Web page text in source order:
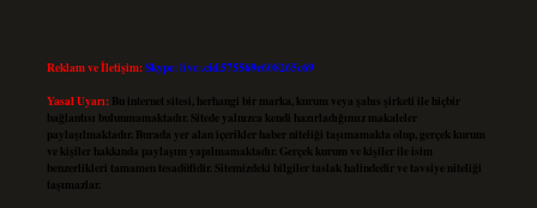
Reklam ve İletişim:Skype: live:.cid.575569c608265c69
Yasal Uyarı: Bu internet sitesi, herhangi bir marka, kurum veya şahıs şirketi ile hiçbir
bağlantısı bulunmamaktadır. Sitede yalnızca kendi hazırladığımız makaleler
paylaşılmaktadır. Burada yer alan içerikler haber niteliği taşımamakta olup, gerçek kurum
ve kişiler hakkında paylaşım yapılmamaktadır. Gerçek kurum ve kişiler ile isim
benzerlikleri tamamen tesadüfidir. Sitemizdeki bilgiler taslak halindedir ve tavsiye niteliği
taşımazlar.